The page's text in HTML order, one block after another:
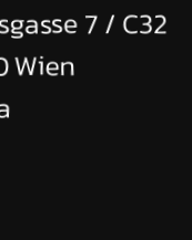
7 / C32
Wien